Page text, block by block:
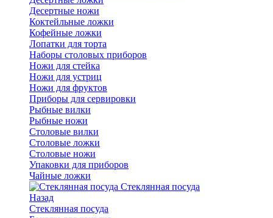
Десертные ножи
Коктейльные ложки
Кофейные ложки
Лопатки для торта
Наборы столовых приборов
Ножи для стейка
Ножи для устриц
Ножи для фруктов
Приборы для сервировки
Рыбные вилки
Рыбные ножи
Столовые вилки
Столовые ложки
Столовые ножи
Упаковки для приборов
Чайные ложки
Стеклянная посуда
Назад
Стеклянная посуда